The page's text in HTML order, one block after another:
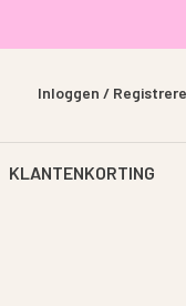
KLANTENKORTING
Inloggen /